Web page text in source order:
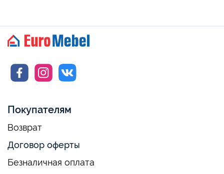
Покупателям
Возврат
Договор оферты
Безналичная оплата